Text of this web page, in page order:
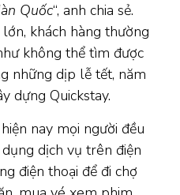
Quốc“, anh chia sẻ.
khách hàng thường
không thể tìm được
những dịp lễ tết, năm
dựng Quickstay.
nay mọi người đều
dịch vụ trên điện
điện thoại để đi chợ